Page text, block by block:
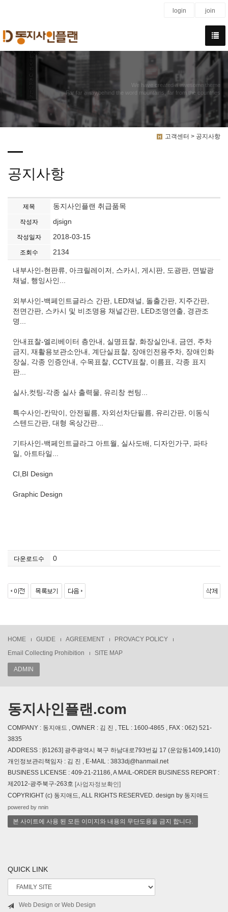
login join
We have created a awesome theme
Far far away,behind the word mountains, far from the countries
고객센터 > 공지사항
공지사항
제목 동지사인플랜 취급품목
작성자 djsign
작성일자 2018-03-15
조회수 2134
내부사인-현판류, 아크릴레이저, 스카시, 게시판, 도광판, 면발광
채널, 행잉사인...
외부사인-백페인트글라스 간판, LED채널, 돌출간판, 지주간판,
전면간판, 스카시 및 비조명용 채널간판, LED조명연출, 경관조
명...
안내표찰-엘리베이터 층안내, 실명표찰, 화장실안내, 금연, 주차
금지, 재활용보관소안내, 계단실표찰, 장애인전용주차, 장애인화
장실, 각종 인증안내, 수목표찰, CCTV표찰, 이름표, 각종 표지
판...
실사,컷팅-각종 실사 출력물, 유리창 썬팅...
특수사인-칸막이, 안전필름, 자외선차단필름, 유리간판, 이동식
스텐드간판, 대형 옥상간판...
기타사인-백페인트글라그 아트월, 실사도배, 디자인가구, 파타
일, 아트타일...
CI,BI Design
Graphic Design
다운로드수 0
HOME GUIDE AGREEMENT
PROVACY POLICY
Email Collecting Prohibition
SITE MAP
ADMIN
동지사인플랜.com
COMPANY : 동지애드 , OWNER : 김 진 , TEL : 1600-4865 , FAX : 062) 521-
3835
ADDRESS : [61263] 광주광역시 북구 하남대로793번길 17 (운암동1409,1410)
개인정보관리책임자 : 김 진 , E-MAIL : 3833dj@hanmail.net
BUSINESS LICENSE : 409-21-21186, A MAIL-ORDER BUSINESS REPORT :
제2012-광주북구-263호 [사업자정보확인]
COPYRIGHT (c) 동지애드, ALL RIGHTS RESERVED. design by 동지애드
powered by nnin
본 사이트에 사용 된 모든 이미지와 내용의 무단도용을 금지 합니다.
QUICK LINK
Web Design or Web Design